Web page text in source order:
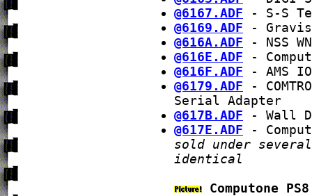
@6167.ADF - S-S
@6169.ADF - Gravis
@616A.ADF - NSS
@616E.ADF -
@616F.ADF - AMS
@6179.ADF -
Serial Adapter
@617B.ADF - Wall
@617E.ADF -
sold under
identical
Computone